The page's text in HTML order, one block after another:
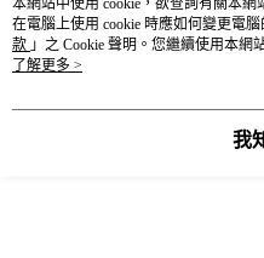
熱門標籤
本網站中使用 cookie，欲查詢有關本
在電腦上使用 cookie 時應如何變更電
款 」之 Cookie 聲明。您繼續使用本
之 Cookie 聲明使用 cookie。
了解更多 >
我